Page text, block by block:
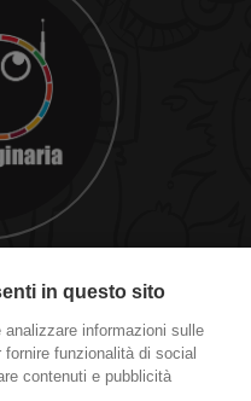
di Pintus
in questo sito
informazioni sulle
funzionalità di social
contenuti e pubblicità